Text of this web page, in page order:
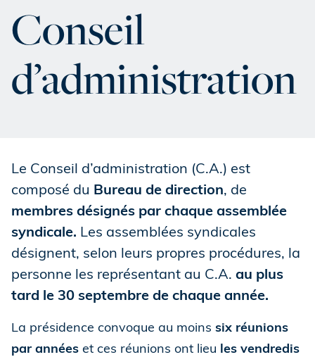
Conseil
d’administration
Le Conseil d’administration (C.A.) est
composé du Bureau de direction, de
membres désignés par chaque assemblée
syndicale. Les assemblées syndicales
désignent, selon leurs propres procédures, la
personne les représentant au C.A. au plus
tard le 30 septembre de chaque année.
La présidence convoque au moins six réunions
par années et ces réunions ont lieu les vendredis